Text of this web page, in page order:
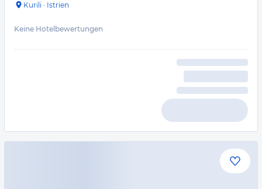
Kurili · Istrien
Keine Hotelbewertungen